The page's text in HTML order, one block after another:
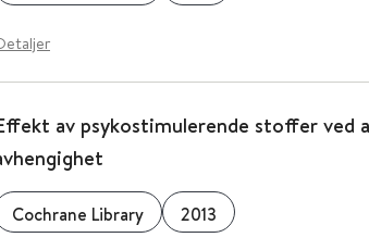
av psykostimulerende stoffer ved
Cochrane Library 2013